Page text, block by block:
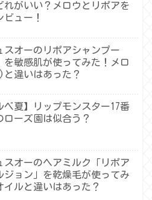
れがいい？メロウとリポアを
ビュー！
スオーのリポアシャンプー
を敏感肌が使ってみた！メロ
と違いはあった？
ベ夏】リップモンスター17番
ローズ園は似合う？
スオーのヘアミルク「リポア
ジョン」を乾燥毛が使ってみ
イルと違いはあった？